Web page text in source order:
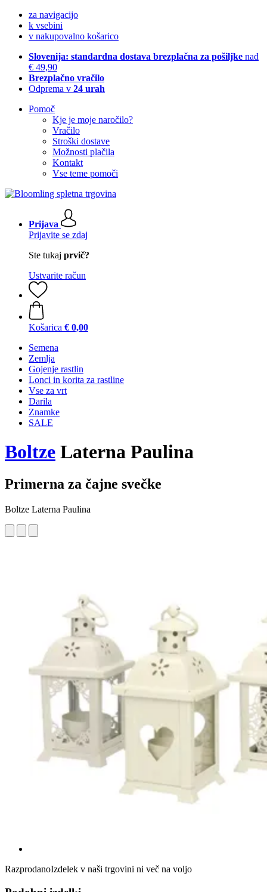
za navigacijo
k vsebini
v nakupovalno košarico
Slovenija: standardna dostava brezplačna za pošiljke nad
€ 49,90
Brezplačno vračilo
Odprema v 24 urah
Pomoč
Kje je moje naročilo?
Vračilo
Stroški dostave
Možnosti plačila
Kontakt
Vse teme pomoči
Prijava
Prijavite se zdaj
Ste tukaj prvič?
Ustvarite račun
Košarica € 0,00
Semena
Zemlja
Gojenje rastlin
Lonci in korita za rastline
Vse za vrt
Darila
Znamke
SALE
Boltze Laterna Paulina
Primerna za čajne svečke
Boltze Laterna Paulina
RazprodanoIzdelek v naši trgovini ni več na voljo